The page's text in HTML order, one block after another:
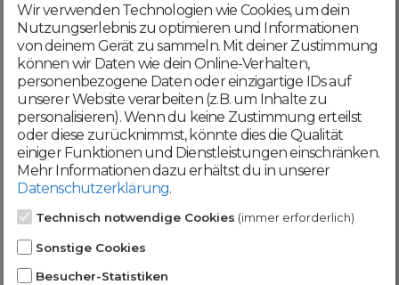
Mit deiner Registrierung bestätigst du,
dass du dieAGBund
Datenschutzerklärung akzeptierst
Weiter
Werde jetzt Teil der
DomainCatcher-
Community!
Wir verwenden Technologien wie Cookies, um dein
Nutzungserlebnis zu optimieren und Informationen
von deinem Gerät zu sammeln. Mit deiner Zustimmung
können wir Daten wie dein Online-Verhalten,
personenbezogene Daten oder einzigartige IDs auf
unserer Website verarbeiten (z.B. um Inhalte zu
personalisieren). Wenn du keine Zustimmung erteilst
oder diese zurücknimmst, könnte dies die Qualität
einiger Funktionen und Dienstleistungen einschränken.
Mehr Informationen dazu erhältst du in unserer
Datenschutzerklärung.
Technisch notwendige Cookies (immer erforderlich)
Sonstige Cookies
Besucher-Statistiken